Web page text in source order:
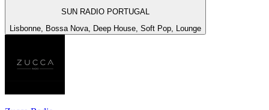
SUN RADIO PORTUGAL
Lisbonne, Bossa Nova, Deep House, Soft Pop, Lounge